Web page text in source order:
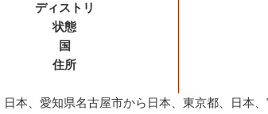
ディストリ
状態
国
住所
日本、愛知県名古屋市から日本、東京都、日本